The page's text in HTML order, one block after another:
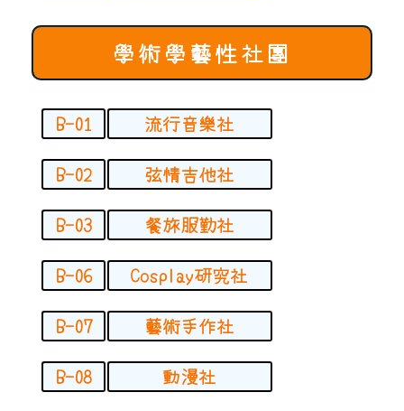
學術學藝性社團
B-01
流行音樂社
B-02
弦情吉他社
B-03
餐旅服勤社
B-06
Cosplay研究社
B-07
藝術手作社
B-08
動漫社